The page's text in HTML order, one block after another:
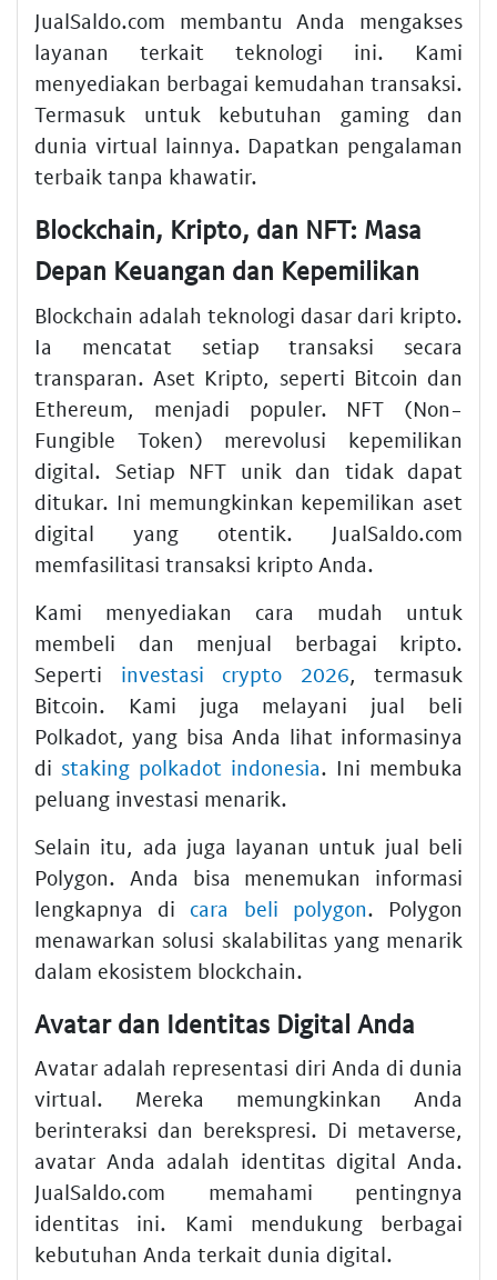
JualSaldo.com membantu Anda mengakses
layanan terkait teknologi ini. Kami
menyediakan berbagai kemudahan transaksi.
Termasuk untuk kebutuhan gaming dan
dunia virtual lainnya. Dapatkan pengalaman
terbaik tanpa khawatir.
Blockchain, Kripto, dan NFT: Masa
Depan Keuangan dan Kepemilikan
Blockchain adalah teknologi dasar dari kripto.
Ia mencatat setiap transaksi secara
transparan. Aset Kripto, seperti Bitcoin dan
Ethereum, menjadi populer. NFT (Non-
Fungible Token) merevolusi kepemilikan
digital. Setiap NFT unik dan tidak dapat
ditukar. Ini memungkinkan kepemilikan aset
digital yang otentik. JualSaldo.com
memfasilitasi transaksi kripto Anda.
Kami menyediakan cara mudah untuk
membeli dan menjual berbagai kripto.
Seperti investasi crypto 2026, termasuk
Bitcoin. Kami juga melayani jual beli
Polkadot, yang bisa Anda lihat informasinya
di staking polkadot indonesia. Ini membuka
peluang investasi menarik.
Selain itu, ada juga layanan untuk jual beli
Polygon. Anda bisa menemukan informasi
lengkapnya di cara beli polygon. Polygon
menawarkan solusi skalabilitas yang menarik
dalam ekosistem blockchain.
Avatar dan Identitas Digital Anda
Avatar adalah representasi diri Anda di dunia
virtual. Mereka memungkinkan Anda
berinteraksi dan berekspresi. Di metaverse,
avatar Anda adalah identitas digital Anda.
JualSaldo.com memahami pentingnya
identitas ini. Kami mendukung berbagai
kebutuhan Anda terkait dunia digital.